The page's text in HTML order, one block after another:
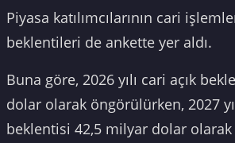
Piyasa katılımcılarının cari
beklentileri de ankette yer aldı.
Buna göre, 2026 yılı cari açık
dolar olarak öngörülürken, 2027
beklentisi 42,5 milyar dolar